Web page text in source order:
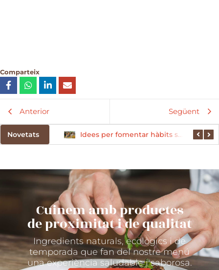
Comparteix
Anterior Següent
Novetats Idees per fomentar hàbits saludables des del menjador escolar
Cuinem amb productes
de proximitat i de qualitat
Ingredients naturals, ecològics i de
temporada que fan del nostre menú
una experiència saludable i saborosa.